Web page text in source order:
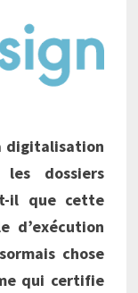
digitalisation
les dossiers
il que cette
d’exécution
chose
qui certifie